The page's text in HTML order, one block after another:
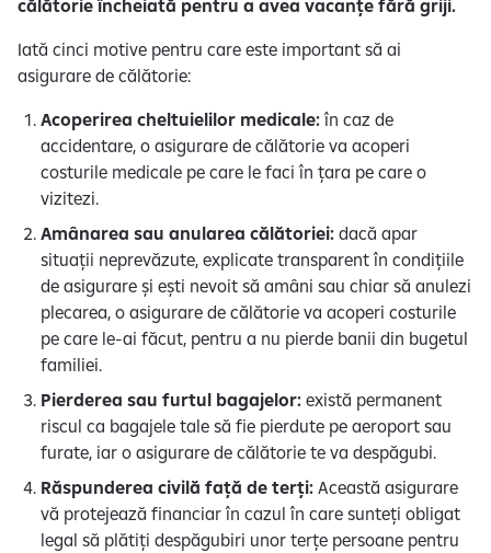
călătorie încheiată pentru a avea vacanțe fără griji.
Iată cinci motive pentru care este important să ai
asigurare de călătorie:
Acoperirea cheltuielilor medicale:în caz de
accidentare, o asigurare de călătorie va acoperi
costurile medicale pe care le faci în țara pe care o
vizitezi.
Amânarea sau anularea călătoriei:dacă apar
situații neprevăzute, explicate transparent în condițiile
de asigurare și ești nevoit să amâni sau chiar să anulezi
plecarea, o asigurare de călătorie va acoperi costurile
pe care le-ai făcut, pentru a nu pierde banii din bugetul
familiei.
Pierderea sau furtul bagajelor:există permanent
riscul ca bagajele tale să fie pierdute pe aeroport sau
furate, iar o asigurare de călătorie te va despăgubi.
Răspunderea civilă față de terți: Această asigurare
vă protejează financiar în cazul în care sunteți obligat
legal să plătiți despăgubiri unor terțe persoane pentru